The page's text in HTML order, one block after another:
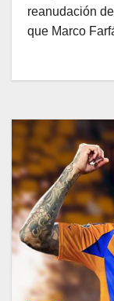
reanudación
que Marco